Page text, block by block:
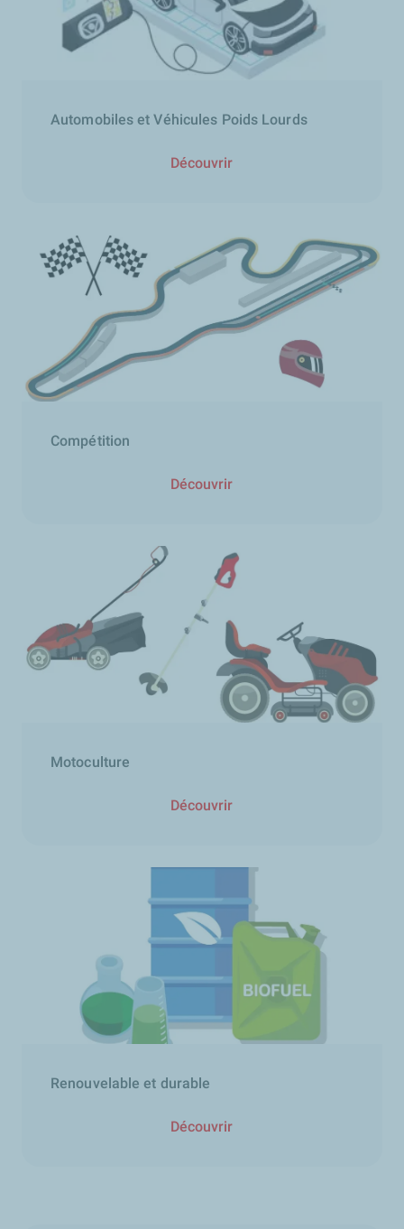
Automobiles et Véhicules Poids Lourds
Découvrir
Compétition
Découvrir
Motoculture
Découvrir
Renouvelable et durable
Découvrir